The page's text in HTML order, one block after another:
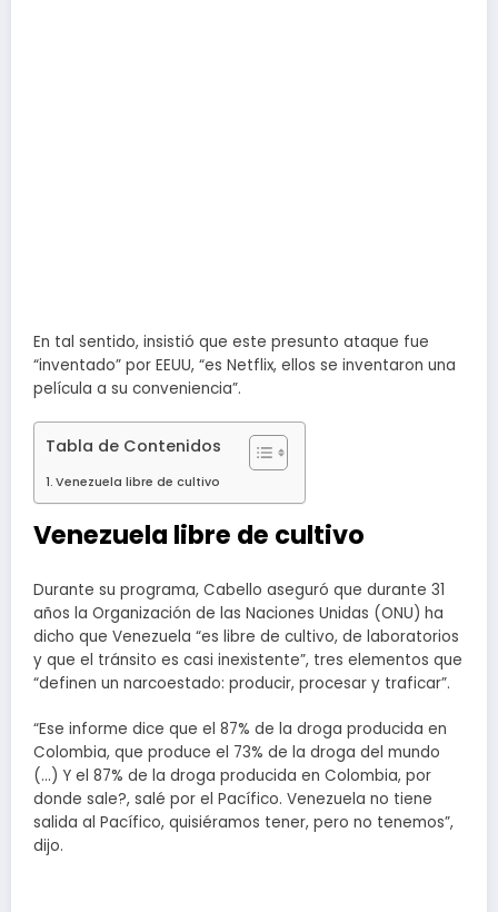
En tal sentido, insistió que este presunto ataque fue
“inventado” por EEUU, “es Netflix, ellos se inventaron una
película a su conveniencia”.
Tabla de Contenidos
Venezuela libre de cultivo
Venezuela libre de cultivo
Durante su programa, Cabello aseguró que durante 31
años la Organización de las Naciones Unidas (ONU) ha
dicho que Venezuela “es libre de cultivo, de laboratorios
y que el tránsito es casi inexistente”, tres elementos que
“definen un narcoestado: producir, procesar y traficar”.
“Ese informe dice que el 87% de la droga producida en
Colombia, que produce el 73% de la droga del mundo
(…) Y el 87% de la droga producida en Colombia, por
donde sale?, salé por el Pacífico. Venezuela no tiene
salida al Pacífico, quisiéramos tener, pero no tenemos”,
dijo.